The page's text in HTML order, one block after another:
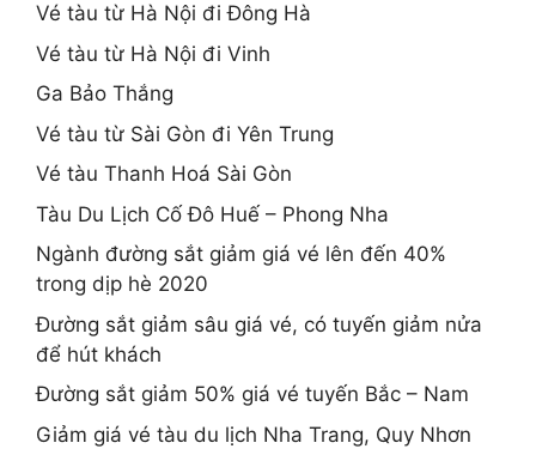
Vé tàu từ Hà Nội đi Đông Hà
Vé tàu từ Hà Nội đi Vinh
Ga Bảo Thắng
Vé tàu từ Sài Gòn đi Yên Trung
Vé tàu Thanh Hoá Sài Gòn
Tàu Du Lịch Cố Đô Huế – Phong Nha
Ngành đường sắt giảm giá vé lên đến 40%
trong dịp hè 2020
Đường sắt giảm sâu giá vé, có tuyến giảm nửa
để hút khách
Đường sắt giảm 50% giá vé tuyến Bắc – Nam
Giảm giá vé tàu du lịch Nha Trang, Quy Nhơn